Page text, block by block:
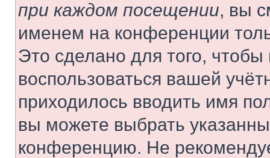
при каждом посещении, вы
именем на конференции
Это сделано для того, чтобы
воспользоваться вашей
приходилось вводить имя
вы можете выбрать
конференцию. Не